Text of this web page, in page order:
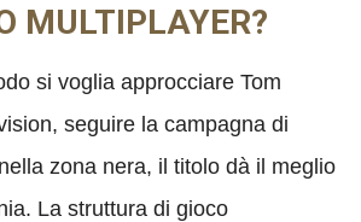
MULTIPLAYER?
si voglia approcciare Tom
seguire la campagna di
zona nera, il titolo dà il meglio
La struttura di gioco